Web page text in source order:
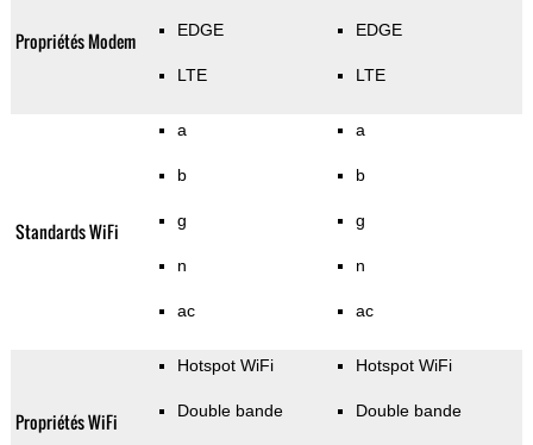
Propriétés Modem EDGE
LTE
EDGE
LTE
Standards WiFi
a
b
g
n
ac
a
b
g
n
ac
Propriétés WiFi
Hotspot WiFi
Double bande
Hotspot WiFi
Double bande